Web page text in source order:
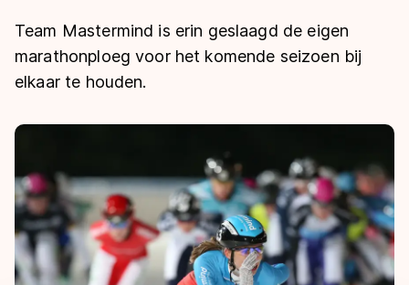
Langebaan
Shorttrack
Schoonrijden
Natuurijs
Uitslagen
Langebaan
Inlineskaten
Kunstschaatsen
Tijden & historie
Ranglijsten Langebaan
Persoonlijke records & tijden
Historie & statistiek
Inschrijven wedstrijden
Algemene Nederlandse Schaatstijd
Deze zomer de weg op
Schaatsfans
Alles voor jou als schaatsfan
Olympische Spelen
Team Mastermind is erin geslaagd de eigen
marathonploeg voor het komende seizoen bij
elkaar te houden.